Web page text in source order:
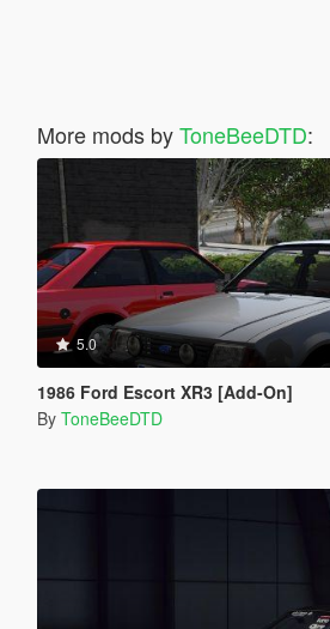
More mods byToneBeeDTD:
5.0
1986 Ford Escort XR3 [Add-On]
By ToneBeeDTD